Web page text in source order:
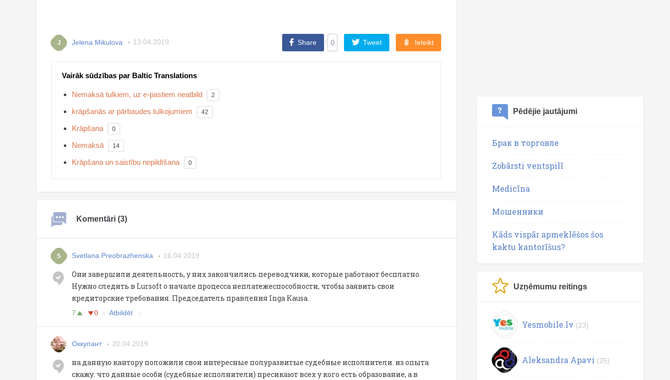
J Jelena Mikulova 13.04.2019 Share 0 Tweet Ieteikt
Vairāk sūdzības par Baltic Translations
Nemaksā tulkiem, uz e-pastiem neatbild 2
krāpšanās ar pārbaudes tulkojumiem 42
Krāpšana 0
Nemaksā 14
Krāpšana un saistību nepildīšana 0
Komentāri (3)
S Svetlana Preobrazhenska 16.04.2019
Они завершили деятельность, у них закончились переводчики, которые работают бесплатно.
Нужно следить в Lursoft о начале процесса неплатежеспособности, чтобы заявить свои
кредиторские требования. Председатель правления Inga Kausa.
7 0 Atbildēt
Оккупант 20.04.2019
на данную кантору положили свои интересные полуразвитые судебные исполнители. из опыта
скажу. что данные особи (судебные исполнители) пресикают всех у кого есть образование, а в
Pēdējie jautājumi
Брак в торговле
Zobārsti ventspilī
Medicīna
Мошенники
Kāds vispār apmeklēšos šos
kaktu kantorīšus?
Uzņēmumu reitings
Yesmobile.lv (23)
Aleksandra Apavi (25)